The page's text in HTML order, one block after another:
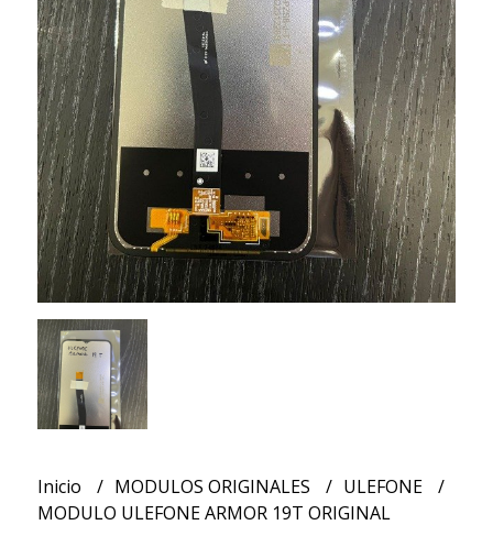
Inicio MODULOS ORIGINALES
ULEFONE
MODULO ULEFONE ARMOR 19T ORIGINAL